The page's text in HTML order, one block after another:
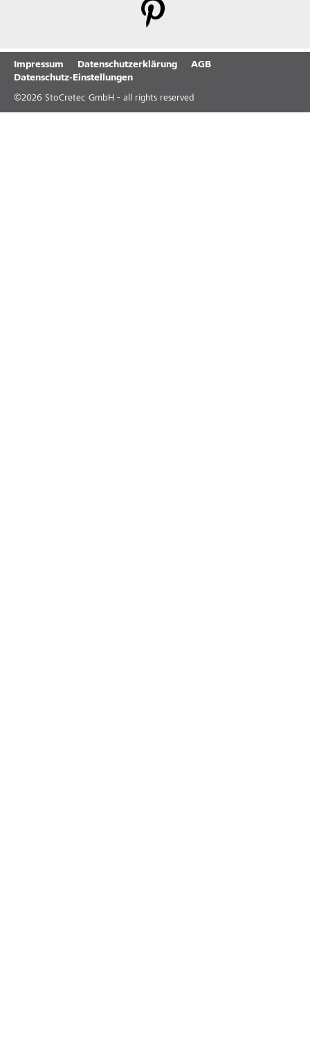
Impressum Datenschutzerklärung
AGB
Datenschutz-Einstellungen
©2026 StoCretec GmbH - all rights reserved